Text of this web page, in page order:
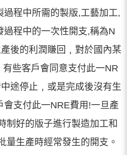
程中所需的製版,工藝加工,
過程中的一次性開支,稱為N
後的利潤賺回﹐對於國內某
些客戶會同意支付此一NR
途停止﹐或是完成後沒有生
會支付此一NRE費用!一旦產
制好的版子進行製造加工和
量生產時經常發生的開支。